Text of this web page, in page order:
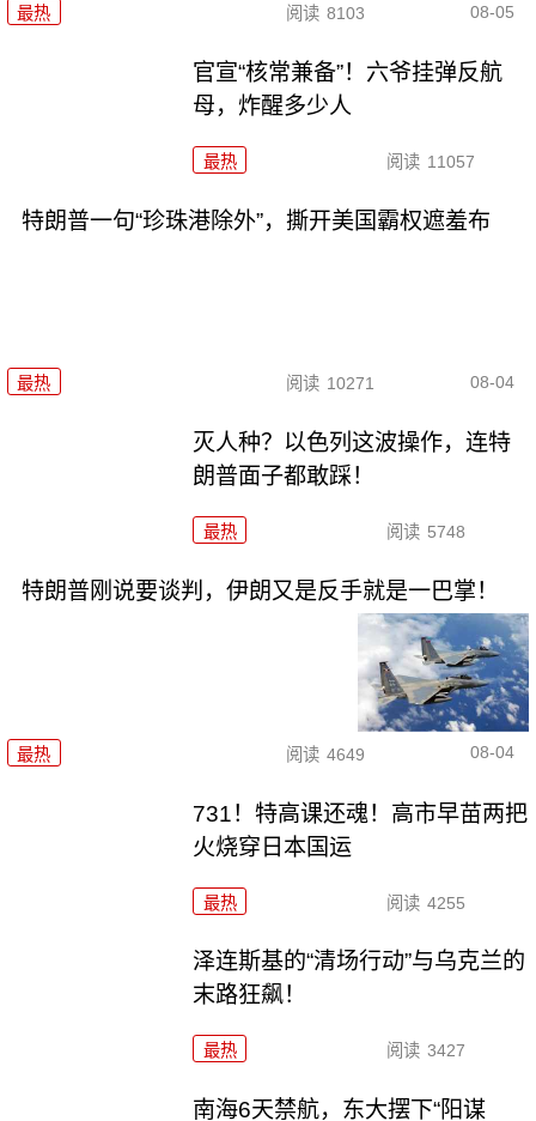
最热 阅读 8103 08-05
官宣“核常兼备”！六爷挂弹反航
母，炸醒多少人
最热 阅读 11057
特朗普一句“珍珠港除外”，撕开美国霸权遮羞布
最热 阅读 10271 08-04
灭人种？以色列这波操作，连特
朗普面子都敢踩！
最热 阅读 5748
特朗普刚说要谈判，伊朗又是反手就是一巴掌！
最热 阅读 4649 08-04
731！特高课还魂！高市早苗两把
火烧穿日本国运
最热 阅读 4255
泽连斯基的“清场行动”与乌克兰的
末路狂飙！
最热 阅读 3427
南海6天禁航，东大摆下“阳谋